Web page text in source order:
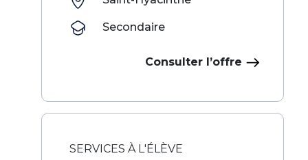
Secondaire
Consulter l’offre
SERVICES À L'ÉLÈVE